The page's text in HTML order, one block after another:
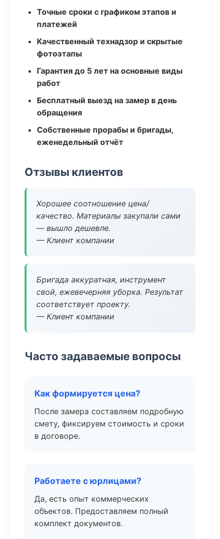
Точные сроки с графиком этапов и
платежей
Качественный технадзор и скрытые
фотоэтапы
Гарантия до 5 лет на основные виды
работ
Бесплатный выезд на замер в день
обращения
Собственные прорабы и бригады,
еженедельный отчёт
Отзывы клиентов
Хорошее соотношение цена/
качество. Материалы закупали сами
— вышло дешевле.
— Клиент компании
Бригада аккуратная, инструмент
свой, ежевечерняя уборка. Результат
соответствует проекту.
— Клиент компании
Часто задаваемые вопросы
Как формируется цена?
После замера составляем подробную
смету, фиксируем стоимость и сроки
в договоре.
Работаете с юрлицами?
Да, есть опыт коммерческих
объектов. Предоставляем полный
комплект документов.